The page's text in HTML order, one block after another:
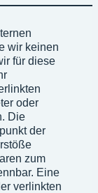
wir keinen
für diese
oder
Die
der
zum
Eine
verlinkten